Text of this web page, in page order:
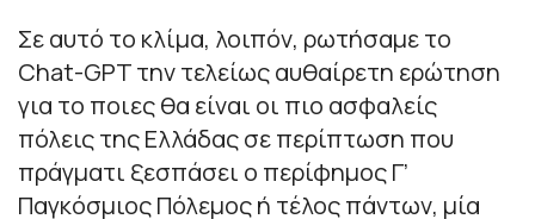
Σε αυτό το κλίμα, λοιπόν, ρωτήσαμε το
Chat-GPT την τελείως αυθαίρετη ερώτηση
για το ποιες θα είναι οι πιο ασφαλείς
πόλεις της Ελλάδας σε περίπτωση που
πράγματι ξεσπάσει ο περίφημος Γ’
Παγκόσμιος Πόλεμος ή τέλος πάντων, μία